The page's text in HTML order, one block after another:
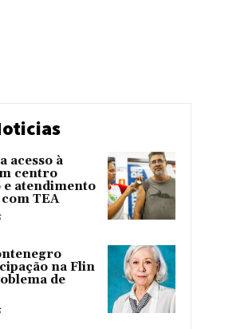
acesso à
centro
e atendimento
TEA
na Flin
de